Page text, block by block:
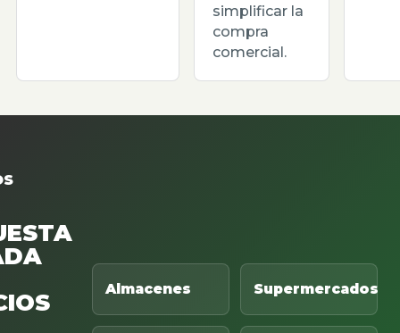
simplificar la
compra
comercial.
Almacenes Supermercados